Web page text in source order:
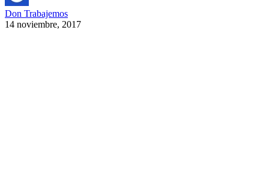
Don Trabajemos
14 noviembre, 2017